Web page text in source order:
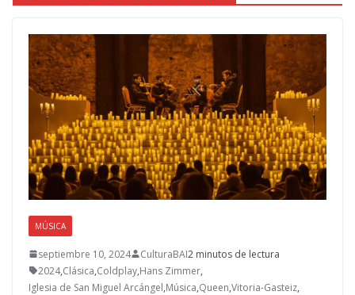
MÚSICA
septiembre 10, 2024 CulturaBAI2 minutos de lectura
2024,Clásica,Coldplay,Hans Zimmer,
Iglesia de San Miguel Arcángel,Música,Queen,Vitoria-Gasteiz,